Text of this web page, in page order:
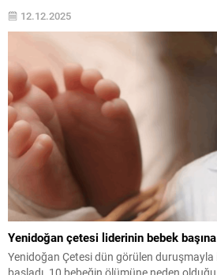
12.12.2025
Yenidoğan çetesi liderinin bebek başına
Yenidoğan Çetesi dün görülen
başladı. 10 bebeğin ölümüne neden olduğu